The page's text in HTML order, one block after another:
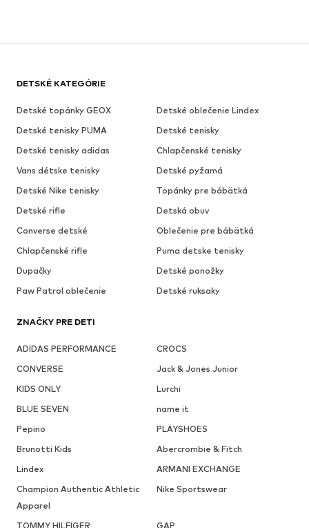
DETSKÉ KATEGÓRIE
Detské topánky GEOX
Detské oblečenie Lindex
Detské tenisky PUMA
Detské tenisky
Detské tenisky adidas
Chlapčenské tenisky
Vans détske tenisky
Detské pyžamá
Detské Nike tenisky
Topánky pre bábätká
Detské rifle
Detská obuv
Converse detské
Oblečenie pre bábätká
Chlapčenské rifle
Puma detske tenisky
Dupačky
Detské ponožky
Paw Patrol oblečenie
Detské ruksaky
ZNAČKY PRE DETI
ADIDAS PERFORMANCE
CROCS
CONVERSE
Jack & Jones Junior
KIDS ONLY
Lurchi
BLUE SEVEN
name it
Pepino
PLAYSHOES
Brunotti Kids
Abercrombie & Fitch
Lindex
ARMANI EXCHANGE
Champion Authentic Athletic
Apparel
Nike Sportswear
TOMMY HILFIGER
GAP